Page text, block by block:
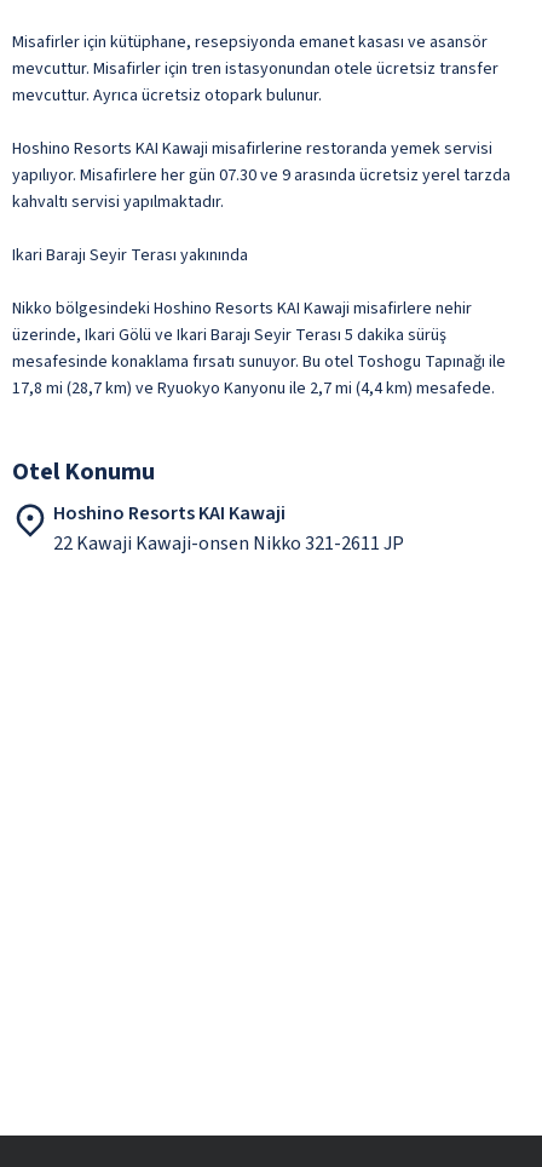
Misafirler için kütüphane, resepsiyonda emanet kasası ve asansör
mevcuttur. Misafirler için tren istasyonundan otele ücretsiz transfer
mevcuttur. Ayrıca ücretsiz otopark bulunur.
Hoshino Resorts KAI Kawaji misafirlerine restoranda yemek servisi
yapılıyor. Misafirlere her gün 07.30 ve 9 arasında ücretsiz yerel tarzda
kahvaltı servisi yapılmaktadır.
Ikari Barajı Seyir Terası yakınında
Nikko bölgesindeki Hoshino Resorts KAI Kawaji misafirlere nehir
üzerinde, Ikari Gölü ve Ikari Barajı Seyir Terası 5 dakika sürüş
mesafesinde konaklama fırsatı sunuyor. Bu otel Toshogu Tapınağı ile
17,8 mi (28,7 km) ve Ryuokyo Kanyonu ile 2,7 mi (4,4 km) mesafede.
Otel Konumu
Hoshino Resorts KAI Kawaji
22 Kawaji Kawaji-onsen Nikko 321-2611 JP